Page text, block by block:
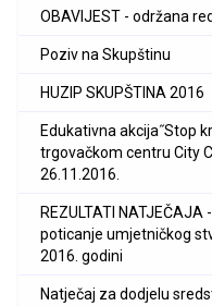
OBAVIJEST - održana
Poziv na Skupštinu
HUZIP SKUPŠTINA 2016
Edukativna akcija˝Stop
trgovačkom centru City
26.11.2016.
REZULTATI
poticanje umjetničkog
2016. godini
Natječaj za dodjelu